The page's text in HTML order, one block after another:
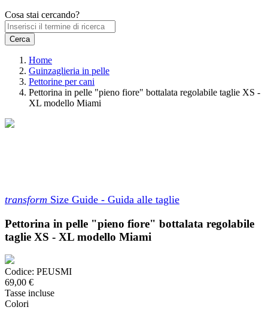
Cosa stai cercando?
Home
Guinzaglieria in pelle
Pettorine per cani
Pettorina in pelle "pieno fiore" bottalata regolabile taglie XS -
XL modello Miami
transform Size Guide - Guida alle taglie
Pettorina in pelle "pieno fiore" bottalata regolabile
taglie XS - XL modello Miami
Codice: PEUSMI
69,00 €
Tasse incluse
Colori